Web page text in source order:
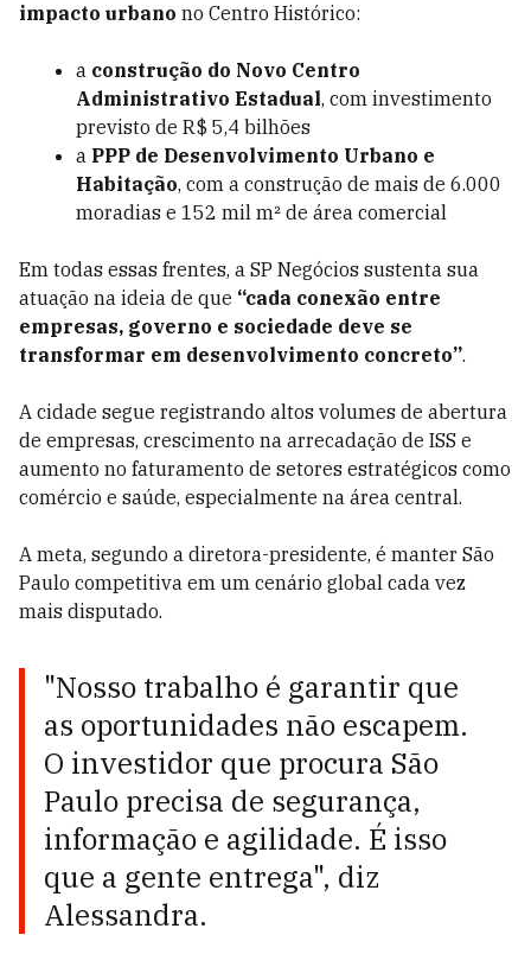
impacto urbano no Centro Histórico:
a construção do Novo Centro
Administrativo Estadual, com investimento
previsto de R$ 5,4 bilhões
a PPP de Desenvolvimento Urbano e
Habitação, com a construção de mais de 6.000
moradias e 152 mil m² de área comercial
Em todas essas frentes, a SP Negócios sustenta sua
atuação na ideia de que “cada conexão entre
empresas, governo e sociedade deve se
transformar em desenvolvimento concreto”.
A cidade segue registrando altos volumes de abertura
de empresas, crescimento na arrecadação de ISS e
aumento no faturamento de setores estratégicos como
comércio e saúde, especialmente na área central.
A meta, segundo a diretora-presidente, é manter São
Paulo competitiva em um cenário global cada vez
mais disputado.
"Nosso trabalho é garantir que
as oportunidades não escapem.
O investidor que procura São
Paulo precisa de segurança,
informação e agilidade. É isso
que a gente entrega", diz
Alessandra.